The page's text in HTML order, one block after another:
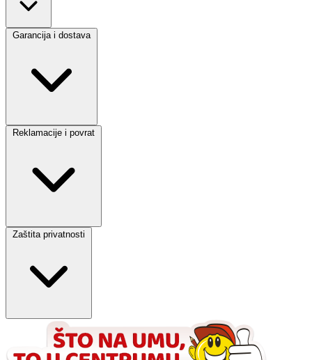
Garancija i dostava
Reklamacije i povrat
Zaštita privatnosti